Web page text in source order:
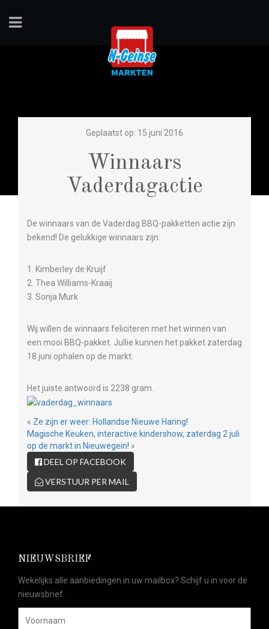
Geplaatst op: 15 juni 2016
Winnaars
Vaderdagactie
De winnaars van de Vaderdag BBQ-pakketten actie zijn
bekend! De gelukkige winnaars zijn:
1. Kimberley de Kruijf
2. Thea Williams-Kraaij
3. Sonja Murk
Wij willen de winnaars feliciteren met het winnen van
een mooi BBQ-pakket. Jullie kunnen het pakket zaterdag
18 juni ophalen op de markt.
Het juiste antwoord is 2238 gram.
« Ze zijn er weer: Hollandse Nieuwe Haring!
Magische Keuken, interactive kindershow, zaterdag 2 juli
op de markt in Nieuwegein! »
DEEL OP FACEBOOK
VERSTUUR PER MAIL
NIEUWSBRIEF
Wekelijks alle aanbiedingen in uw mailbox? Schijf u in voor de
nieuwsbrief.